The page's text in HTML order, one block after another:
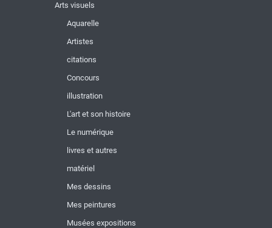
Arts visuels
Aquarelle
Artistes
citations
Concours
illustration
L'art et son histoire
Le numérique
livres et autres
matériel
Mes dessins
Mes peintures
Musées expositions